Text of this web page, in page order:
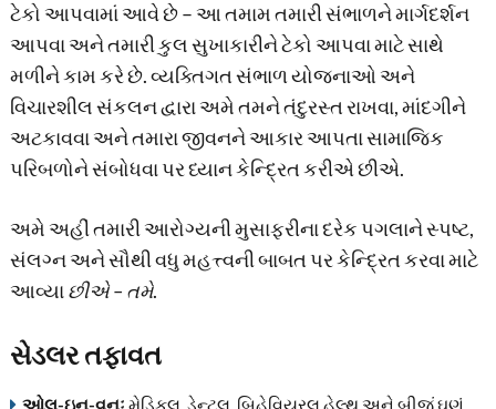
ટેકો આપવામાં આવે છે – આ તમામ તમારી સંભાળને માર્ગદર્શન
આપવા અને તમારી કુલ સુખાકારીને ટેકો આપવા માટે સાથે
મળીને કામ કરે છે. વ્યક્તિગત સંભાળ યોજનાઓ અને
વિચારશીલ સંકલન દ્વારા અમે તમને તંદુરસ્ત રાખવા, માંદગીને
અટકાવવા અને તમારા જીવનને આકાર આપતા સામાજિક
પરિબળોને સંબોધવા પર ધ્યાન કેન્દ્રિત કરીએ છીએ.
અમે અહીં તમારી આરોગ્યની મુસાફરીના દરેક પગલાને સ્પષ્ટ,
સંલગ્ન અને સૌથી વધુ મહત્ત્વની બાબત પર કેન્દ્રિત કરવા માટે
આવ્યાછીએ – તમે.
સેડલર તફાવત
ઓલ-ઇન-વનઃ મેડિકલ, ડેન્ટલ, બિહેવિયરલ હેલ્થ અને બીજું ઘણું